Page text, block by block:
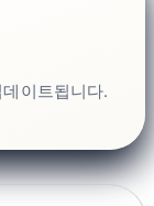
이트됩니다.